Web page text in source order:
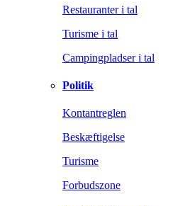
Restauranter i tal
Turisme i tal
Campingpladser i tal
Politik
Kontantreglen
Beskæftigelse
Turisme
Forbudszone